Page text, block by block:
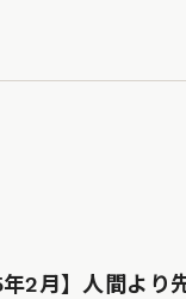
年2月】人間より